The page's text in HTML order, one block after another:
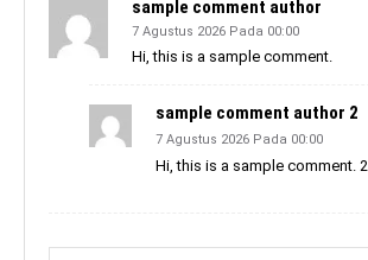
sample comment author
7 Agustus 2026 Pada 00:00
Hi, this is a sample comment.
sample comment author 2
7 Agustus 2026 Pada 00:00
Hi, this is a sample comment. 2